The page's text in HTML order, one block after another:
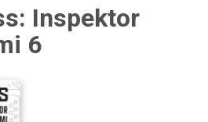
Inspektor
6